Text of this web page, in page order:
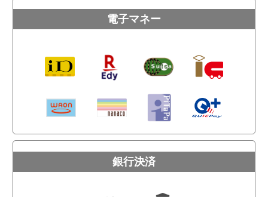
電子マネー
銀行決済